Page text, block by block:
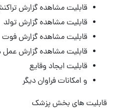
قابلیت مشاهده گزارش
قابلیت مشاهده گزارش تولد
قابلیت مشاهده گزارش فوت
قابلیت مشاهده گزارش عمل
قابلیت ایجاد وقایع
و امکانات فراوان دیگر
قابلیت های بخش پزشک